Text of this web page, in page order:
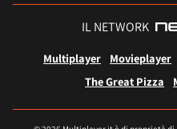
IL NETWORK
Multiplayer Movieplayer
The Great Pizza